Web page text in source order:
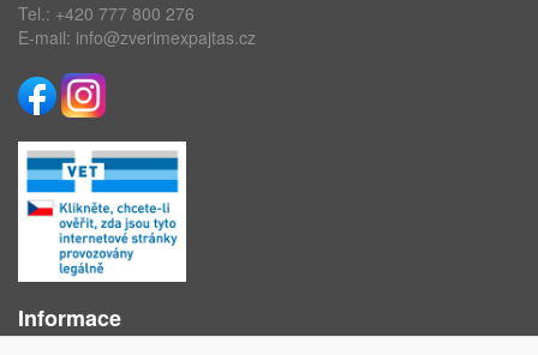
Tel.: +420 777 800 276
E-mail: info@zverimexpajtas.cz
Informace